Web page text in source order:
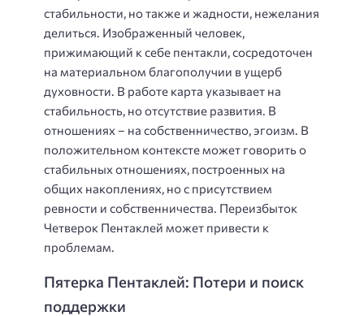
стабильности, но также и жадности, нежелания
делиться. Изображенный человек,
прижимающий к себе пентакли, сосредоточен
на материальном благополучии в ущерб
духовности. В работе карта указывает на
стабильность, но отсутствие развития. В
отношениях – на собственничество, эгоизм. В
положительном контексте может говорить о
стабильных отношениях, построенных на
общих накоплениях, но с присутствием
ревности и собственничества. Переизбыток
Четверок Пентаклей может привести к
проблемам.
Пятерка Пентаклей: Потери и поиск
поддержки